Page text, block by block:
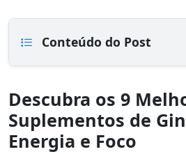
Conteúdo do Post
Descubra os 9
Suplementos de
Energia e Foco